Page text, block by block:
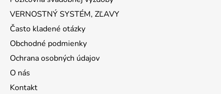
VERNOSTNÝ SYSTÉM, ZĽAVY
Často kladené otázky
Obchodné podmienky
Ochrana osobných údajov
O nás
Kontakt